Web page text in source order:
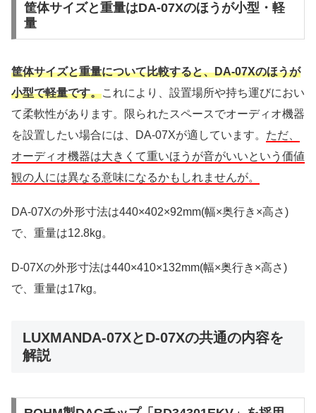
筐体サイズと重量はDA-07Xのほうが小型・軽
量
筐体サイズと重量について比較すると、DA-07Xのほうが
小型で軽量です。これにより、設置場所や持ち運びにおい
て柔軟性があります。限られたスペースでオーディオ機器
を設置したい場合には、DA-07Xが適しています。 ただ、
オーディオ機器は大きくて重いほうが音がいいという価値
観の人には異なる意味になるかもしれませんが。
DA-07Xの外形寸法は440×402×92mm(幅×奥行き×高さ)
で、重量は12.8kg。
D-07Xの外形寸法は440×410×132mm(幅×奥行き×高さ)
で、重量は17kg。
LUXMANDA-07XとD-07Xの共通の内容を
解説